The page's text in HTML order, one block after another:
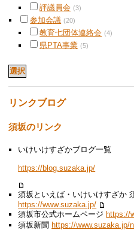
評議員会 (3)
参加会議 (20)
教育七団体連絡会 (4)
県PTA事業 (5)
リンクブログ
須坂のリンク
いけいけすざかブログ一覧
https://blog.suzaka.jp/
須坂といえば・いけいけすざか
https://www.suzaka.jp/
須坂市公式ホームページ https://
須坂新聞 https://www.suzaka.jp/